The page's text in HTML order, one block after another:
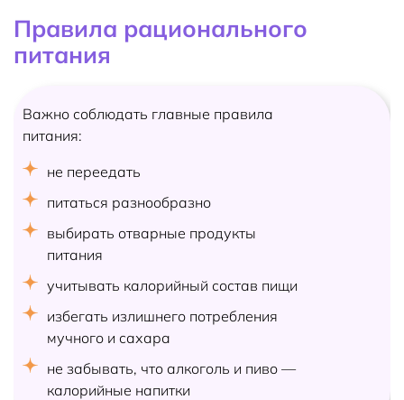
Правила рационального
питания
Важно соблюдать главные правила
питания:
не переедать
питаться разнообразно
выбирать отварные продукты
питания
учитывать калорийный состав пищи
избегать излишнего потребления
мучного и сахара
не забывать, что алкоголь и пиво —
калорийные напитки